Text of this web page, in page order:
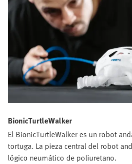
BionicTurtleWalker
El BionicTurtleWalker es un robot
tortuga. La pieza central del robot
lógico neumático de poliuretano.